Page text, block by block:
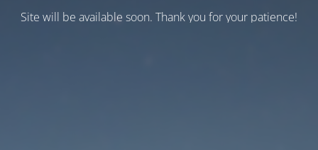
Site will be available soon. Thank you for your patience!